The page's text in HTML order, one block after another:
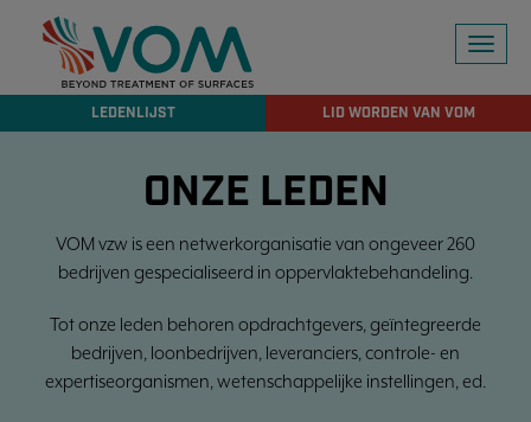
Toggle
LID WORDEN VAN VOM
LEDENLIJST
ONZE LEDEN
VOM vzw is een netwerkorganisatie van ongeveer 260
bedrijven gespecialiseerd in oppervlaktebehandeling.
Tot onze leden behoren opdrachtgevers, geïntegreerde
bedrijven, loonbedrijven, leveranciers, controle- en
expertiseorganismen, wetenschappelijke instellingen, ed.